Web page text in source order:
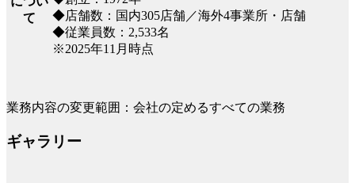
て
◆店舗数：国内305店舗／海外4事業所・店舗
◆従業員数：2,533名
※2025年11月時点
業務内容の変更範囲：会社の定めるすべての業務
ギャラリー